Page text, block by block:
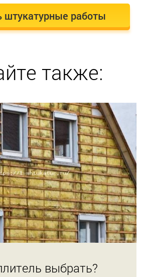
штукатурные работы
также:
выбрать?